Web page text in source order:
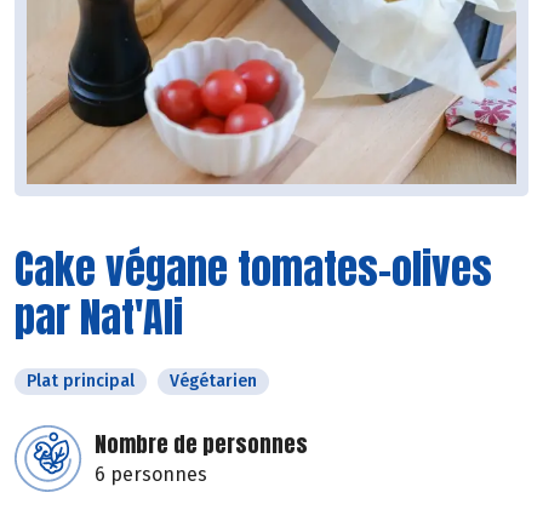
Cake végane tomates-olives
par Nat'Ali
Plat principal Végétarien
Nombre de personnes
6 personnes